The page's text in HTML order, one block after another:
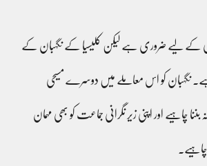
کے لیے ضروری ہے لیکن کلیسیا کے نگہبان کے
نگہبان کو اس معاملے میں دوسرے مسیحی
چاہیے اور اپنی زیر نگرانی جماعت کو بھی مہمان